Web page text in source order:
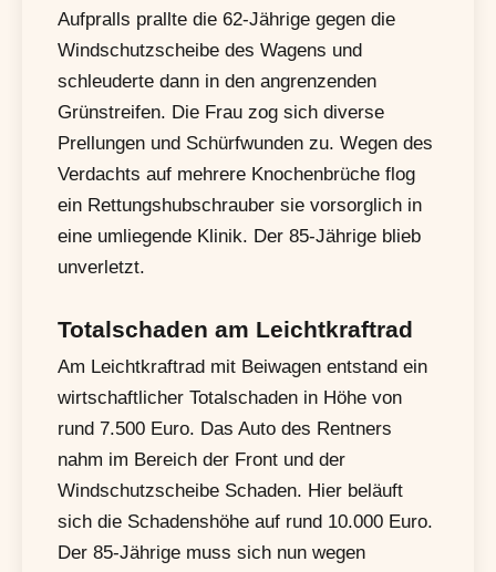
Aufpralls prallte die 62-Jährige gegen die
Windschutzscheibe des Wagens und
schleuderte dann in den angrenzenden
Grünstreifen. Die Frau zog sich diverse
Prellungen und Schürfwunden zu. Wegen des
Verdachts auf mehrere Knochenbrüche flog
ein Rettungshubschrauber sie vorsorglich in
eine umliegende Klinik. Der 85-Jährige blieb
unverletzt.
Totalschaden am Leichtkraftrad
Am Leichtkraftrad mit Beiwagen entstand ein
wirtschaftlicher Totalschaden in Höhe von
rund 7.500 Euro. Das Auto des Rentners
nahm im Bereich der Front und der
Windschutzscheibe Schaden. Hier beläuft
sich die Schadenshöhe auf rund 10.000 Euro.
Der 85-Jährige muss sich nun wegen